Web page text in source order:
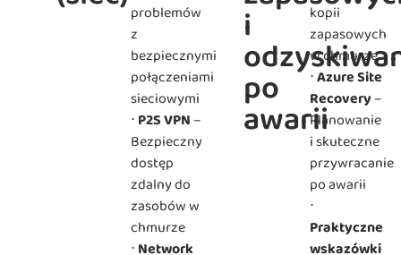
problemów
z
bezpiecznymi
połączeniami
sieciowymi
⋅ P2S VPN –
Bezpieczny
dostęp
zdalny do
zasobów w
chmurze
⋅ Network
i
po
awarii
kopii
zapasowych
w chmurze
⋅Azure Site
Recovery –
Planowanie
i skuteczne
przywracanie
po awarii
⋅
Praktyczne
wskazówki